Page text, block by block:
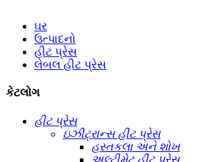
ઘર
ઉત્પાદનો
હીટ પ્રેસ
લેબલ હીટ પ્રેસ
કેટલોગ
હીટ પ્રેસ
ઇઝીટ્રાન્સ હીટ પ્રેસ
હસ્તકલા અને શોખ
અલ્ટીમેટ હીટ પ્રેસ